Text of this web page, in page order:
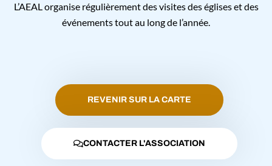
L’AEAL organise régulièrement des visites des églises et des
événements tout au long de l’année.
REVENIR SUR LA CARTE
CONTACTER L'ASSOCIATION